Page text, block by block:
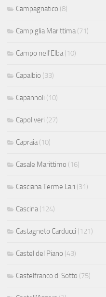
Campagnatico (8)
Campiglia Marittima (71)
Campo nell'Elba (10)
Capalbio (33)
Capannoli (10)
Capoliveri (27)
Capraia (10)
Casale Marittimo (16)
Casciana Terme Lari (31)
Cascina (124)
Castagneto Carducci (121)
Castel del Piano (43)
Castelfranco di Sotto (75)